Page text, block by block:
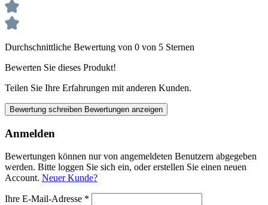
Durchschnittliche Bewertung von 0 von 5 Sternen
Bewerten Sie dieses Produkt!
Teilen Sie Ihre Erfahrungen mit anderen Kunden.
Bewertung schreiben Bewertungen anzeigen
Anmelden
Bewertungen können nur von angemeldeten Benutzern abgegeben
werden. Bitte loggen Sie sich ein, oder erstellen Sie einen neuen
Account. Neuer Kunde?
Ihre E-Mail-Adresse *